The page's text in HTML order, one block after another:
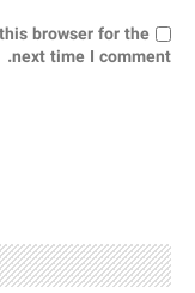
browser for the
next time I comment.